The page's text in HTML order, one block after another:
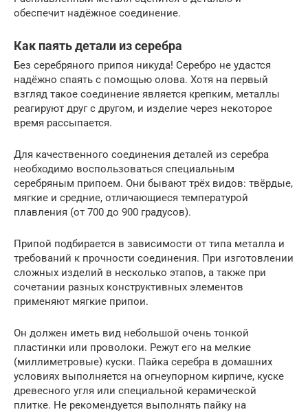
обеспечит надёжное соединение.
Как паять детали из серебра
Без серебряного припоя никуда! Серебро не удастся
надёжно спаять с помощью олова. Хотя на первый
взгляд такое соединение является крепким, металлы
реагируют друг с другом, и изделие через некоторое
время рассыпается.
Для качественного соединения деталей из серебра
необходимо воспользоваться специальным
серебряным припоем. Они бывают трёх видов: твёрдые,
мягкие и средние, отличающиеся температурой
плавления (от 700 до 900 градусов).
Припой подбирается в зависимости от типа металла и
требований к прочности соединения. При изготовлении
сложных изделий в несколько этапов, а также при
сочетании разных конструктивных элементов
применяют мягкие припои.
Он должен иметь вид небольшой очень тонкой
пластинки или проволоки. Режут его на мелкие
(миллиметровые) куски. Пайка серебра в домашних
условиях выполняется на огнеупорном кирпиче, куске
древесного угля или специальной керамической
плитке. Не рекомендуется выполнять пайку на